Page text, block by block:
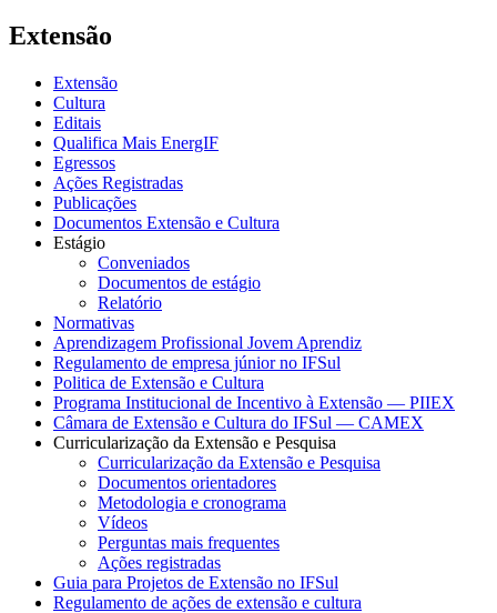
Extensão
Extensão
Cultura
Editais
Qualifica Mais EnergIF
Egressos
Ações Registradas
Publicações
Documentos Extensão e Cultura
Estágio
Conveniados
Documentos de estágio
Relatório
Normativas
Aprendizagem Profissional Jovem Aprendiz
Regulamento de empresa júnior no IFSul
Politica de Extensão e Cultura
Programa Institucional de Incentivo à Extensão — PIIEX
Câmara de Extensão e Cultura do IFSul — CAMEX
Curricularização da Extensão e Pesquisa
Curricularização da Extensão e Pesquisa
Documentos orientadores
Metodologia e cronograma
Vídeos
Perguntas mais frequentes
Ações registradas
Guia para Projetos de Extensão no IFSul
Regulamento de ações de extensão e cultura